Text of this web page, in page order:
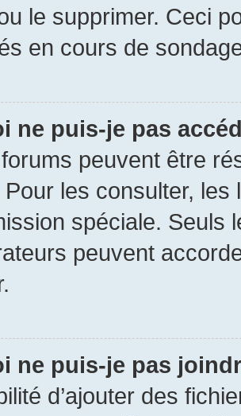
le supprimer. Ceci
en cours de
ne puis-je pas
peuvent être
les consulter,
spéciale. Seuls
peuvent
ne puis-je pas
d’ajouter des